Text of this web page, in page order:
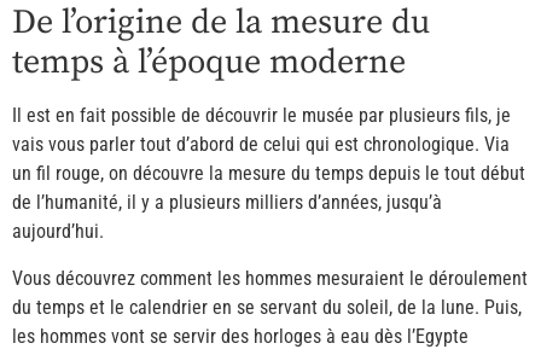
De l’origine de la mesure du
temps à l’époque moderne
Il est en fait possible de découvrir le musée par plusieurs fils, je
vais vous parler tout d’abord de celui qui est chronologique. Via
un fil rouge, on découvre la mesure du temps depuis le tout début
de l’humanité, il y a plusieurs milliers d’années, jusqu’à
aujourd’hui.
Vous découvrez comment les hommes mesuraient le déroulement
du temps et le calendrier en se servant du soleil, de la lune. Puis,
les hommes vont se servir des horloges à eau dès l’Egypte